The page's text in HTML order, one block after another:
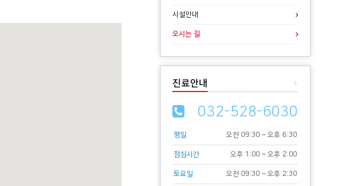
시설안내
오시는 길
+
진료안내
032-528-6030
평일 오전 09:30 ~ 오후 6:30
점심시간 오후 1:00 ~ 오후 2:00
토요일 오전 09:30 ~ 오후 2:30